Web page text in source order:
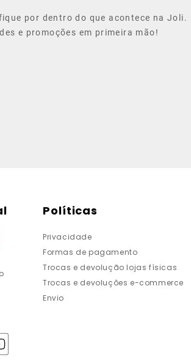
por dentro do que acontece na Joli.
e promoções em primeira mão!
Políticas
Privacidade
Formas de pagamento
Trocas e devolução lojas físicas
Trocas e devoluções e-commerce
Envio